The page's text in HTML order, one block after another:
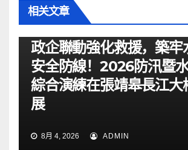
相关文章
政企聯動強化救援，築牢
安全防線！2026防汛暨
綜合演練在張靖皋長江大
展
8月 4, 2026 ADMIN